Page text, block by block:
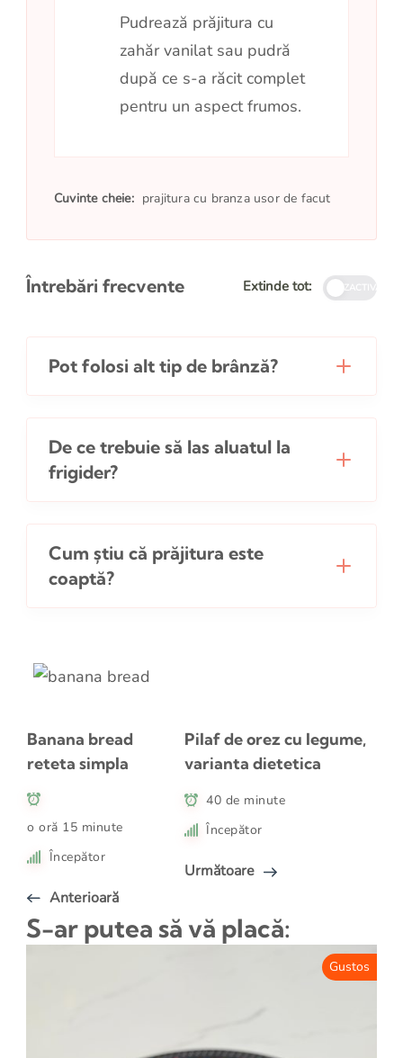
Pudrează prăjitura cu
zahăr vanilat sau pudră
după ce s-a răcit complet
pentru un aspect frumos.
Cuvinte cheie: prajitura cu branza usor de facut
Întrebări frecvente Extinde tot:
Pot folosi alt tip de brânză?
De ce trebuie să las aluatul la
frigider?
Cum știu că prăjitura este
coaptă?
Banana bread
reteta simpla
o oră 15 minute
Începător
Anterioară
Pilaf de orez cu legume,
varianta dietetica
40 de minute
Începător
Următoare
S-ar putea să vă placă:
Gustos